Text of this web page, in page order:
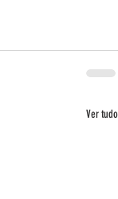
Ver tudo